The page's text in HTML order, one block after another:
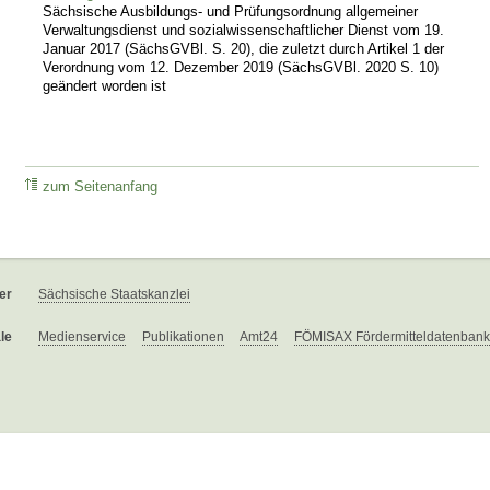
Sächsische Ausbildungs- und Prüfungsordnung allgemeiner
Verwaltungsdienst und sozialwissenschaftlicher Dienst vom 19.
Januar 2017 (SächsGVBl. S. 20), die zuletzt durch Artikel 1 der
Verordnung vom 12. Dezember 2019 (SächsGVBl. 2020 S. 10)
geändert worden ist
zum Seitenanfang
Sächsische Staatskanzlei
Medienservice Publikationen Amt24 FÖMISAX Fördermitteldatenbank